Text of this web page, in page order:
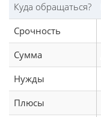
Куда обращаться?
Срочность
Сумма
Нужды
Плюсы